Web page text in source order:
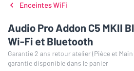
Enceintes WiFi
Audio Pro Addon C5 MKII
Wi-Fi et Bluetooth
Garantie 2 ans retour atelier (Pièce et
garantie disponible dans le panier